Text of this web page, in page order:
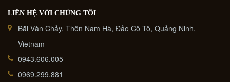
LIÊN HỆ VỚI CHÚNG TÔI
Bãi Vàn Chảy, Thôn Nam Hà, Đảo Cô Tô, Quảng Ninh,
Vietnam
0943.606.005
0969.299.881